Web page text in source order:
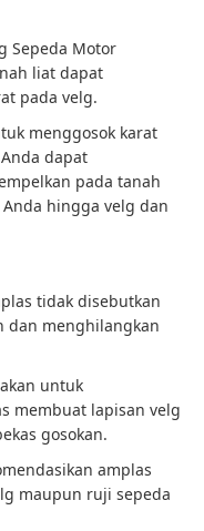
Sepeda Motor
liat dapat
pada velg.
menggosok karat
dapat
pada tanah
hingga velg dan
tidak disebutkan
dan menghilangkan
untuk
membuat lapisan velg
gosokan.
amplas
maupun ruji sepeda